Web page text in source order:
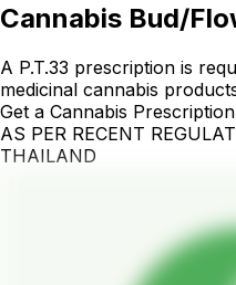
Cannabis Bud/
A P.T.33 prescription is
medicinal cannabis
Get a Cannabis
AS PER RECENT
THAILAND